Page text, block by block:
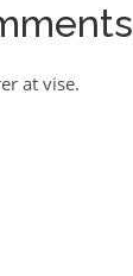
at vise.